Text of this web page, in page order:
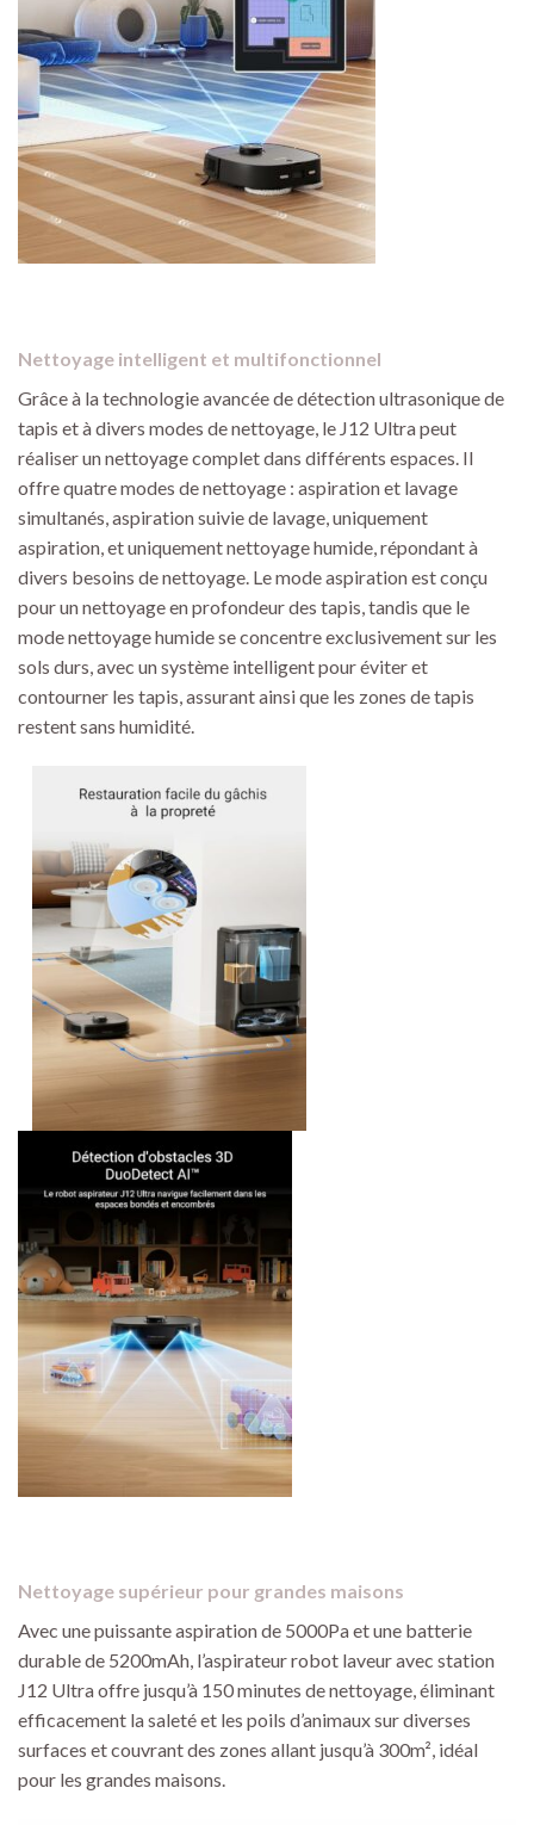
Nettoyage intelligent et multifonctionnel
Grâce à la technologie avancée de détection ultrasonique de
tapis et à divers modes de nettoyage, le J12 Ultra peut
réaliser un nettoyage complet dans différents espaces. Il
offre quatre modes de nettoyage : aspiration et lavage
simultanés, aspiration suivie de lavage, uniquement
aspiration, et uniquement nettoyage humide, répondant à
divers besoins de nettoyage. Le mode aspiration est conçu
pour un nettoyage en profondeur des tapis, tandis que le
mode nettoyage humide se concentre exclusivement sur les
sols durs, avec un système intelligent pour éviter et
contourner les tapis, assurant ainsi que les zones de tapis
restent sans humidité.
Nettoyage supérieur pour grandes maisons
Avec une puissante aspiration de 5000Pa et une batterie
durable de 5200mAh, l’aspirateur robot laveur avec station
J12 Ultra offre jusqu’à 150 minutes de nettoyage, éliminant
efficacement la saleté et les poils d’animaux sur diverses
surfaces et couvrant des zones allant jusqu’à 300m², idéal
pour les grandes maisons.